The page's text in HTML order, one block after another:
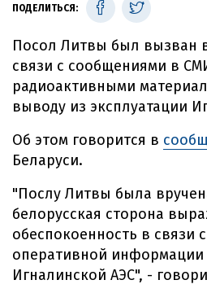
ПОДЕЛИТЬСЯ:
Посол Литвы был вызван
связи с сообщениями в
радиоактивными
выводу из эксплуатации
Об этом говорится в
Беларуси.
"Послу Литвы была
белорусская сторона
обеспокоенность в связи
оперативной
Игналинской АЭС", -